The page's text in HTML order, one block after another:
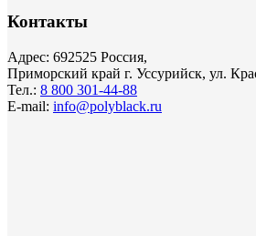
Контакты
Адрес: 692525 Россия,
Приморский край г. Уссурийск, ул.
Тел.: 8 800 301-44-88
E-mail: info@polyblack.ru